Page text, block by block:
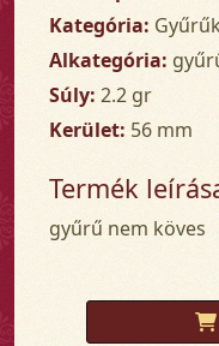
Kategória:
Alkategória:
Súly: 2.2 gr
Kerület: 56 mm
Termék
gyűrű nem köves